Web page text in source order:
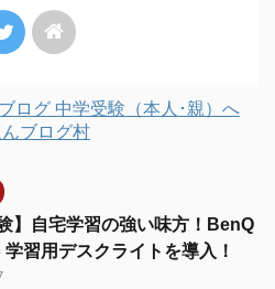
ブログ村
】自宅学習の強い味方！BenQ
習用デスクライトを導入！